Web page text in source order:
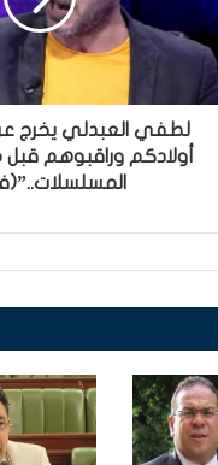
لطفي العبدلي يخرج
أولادكم وراقبوهم